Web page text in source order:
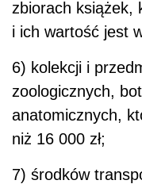
zbiorach książek,
i ich wartość jest
6) kolekcji i
zoologicznych,
anatomicznych,
niż 16 000 zł;
7) środków